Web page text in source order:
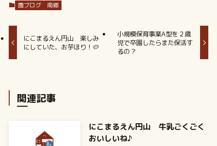
園ブログ 南郷
にこまるえん円山 楽しみ
にしていた、お芋ほり！🥔
小規模保育事業A型を２歳
児で卒園したらまた保活す
るの？
関連記事
にこまるえん円山 牛乳ごくごく
おいしいね♪